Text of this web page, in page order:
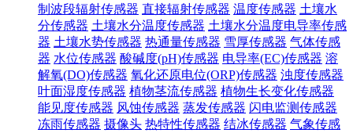
制波段辐射传感器 直接辐射传感器 温度传感器 土壤水
分传感器 土壤水分温度传感器 土壤水分温度电导率传感
器 土壤水势传感器 热通量传感器 雪厚传感器 气体传感
器 水位传感器 酸碱度(pH)传感器 电导率(EC)传感器 溶
解氧(DO)传感器 氧化还原电位(ORP)传感器 浊度传感器
叶面湿度传感器 植物茎流传感器 植物生长变化传感器
能见度传感器 风蚀传感器 蒸发传感器 闪电监测传感器
冻雨传感器 摄像头 热特性传感器 结冰传感器 气象传感